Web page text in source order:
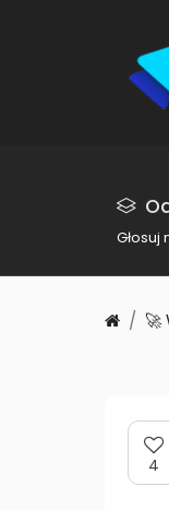
🚀
4